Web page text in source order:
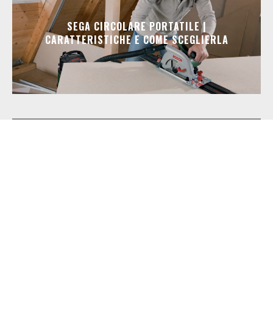
SEGA CIRCOLARE PORTATILE |
CARATTERISTICHE E COME SCEGLIERLA